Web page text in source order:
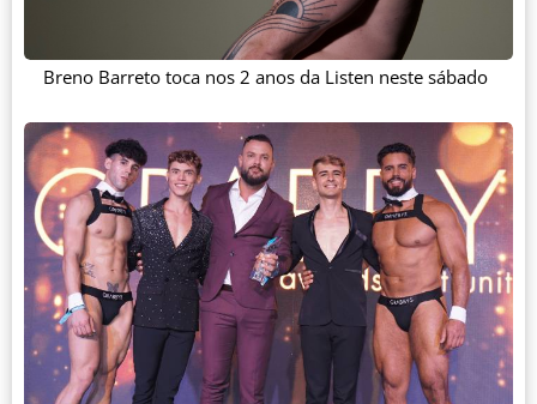
Breno Barreto toca nos 2 anos da Listen neste sábado